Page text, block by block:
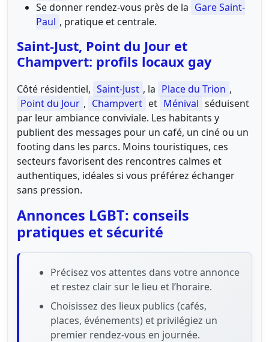
Se donner rendez-vous près de la Gare Saint-
Paul , pratique et centrale.
Saint-Just, Point du Jour et
Champvert: profils locaux gay
Côté résidentiel, Saint-Just , la Place du Trion ,
Point du Jour , Champvert et Ménival séduisent
par leur ambiance conviviale. Les habitants y
publient des messages pour un café, un ciné ou un
footing dans les parcs. Moins touristiques, ces
secteurs favorisent des rencontres calmes et
authentiques, idéales si vous préférez échanger
sans pression.
Annonces LGBT: conseils
pratiques et sécurité
Précisez vos attentes dans votre annonce
et restez clair sur le lieu et l’horaire.
Choisissez des lieux publics (cafés,
places, événements) et privilégiez un
premier rendez-vous en journée.